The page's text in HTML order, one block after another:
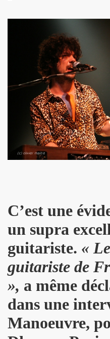
C’est une
un supra
guitariste. «
guitariste de
», a même
dans une
Manoeuvre,
DUVALL") dans le
le 29 octobre 2016
DUVALL", Freaksville,
OF A GUN
: ils ne se quitteront
DUVALL"
"1976-2016" le 22 avril
chansons de JACQUES
Berlin" et "Sphynx") le
DAUGA, JEAN-
+ concert le 5
Modernes, album "Les